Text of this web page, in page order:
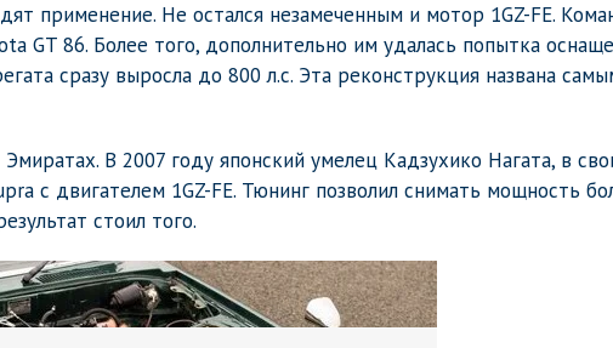
применение. Не остался незамеченным и мотор 1GZ-FE.
GT 86. Более того, дополнительно им удалась попытка
сразу выросла до 800 л.с. Эта реконструкция названа
В 2007 году японский умелец Кадзухико Нагата, в
с двигателем 1GZ-FE. Тюнинг позволил снимать мощность
стоил того.